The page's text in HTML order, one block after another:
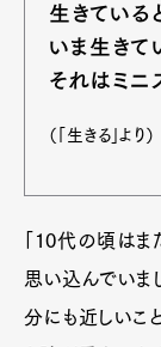
生きている
いま生きて
それはミニ
（「生きる」より）
「10代の頃はま
思い込んでいま
分にも近しいこ